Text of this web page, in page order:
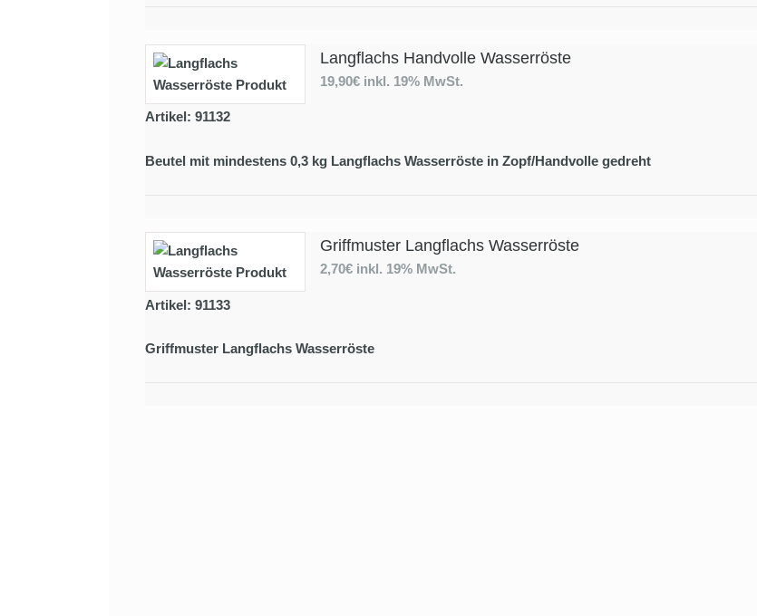
Langflachs Handvolle Wasserröste
19,90€ inkl. 19% MwSt.
Artikel: 91132
Beutel mit mindestens 0,3 kg Langflachs Wasserröste in Zopf/Handvolle gedreht
Griffmuster Langflachs Wasserröste
2,70€ inkl. 19% MwSt.
Artikel: 91133
Griffmuster Langflachs Wasserröste